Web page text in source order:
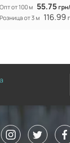
Опт от 100 м 55.75
Розница от 3 м 116.99